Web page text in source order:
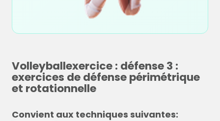
Volleyballexercice : défense 3 :
exercices de défense périmétrique
et rotationnelle
Convient aux techniques suivantes: